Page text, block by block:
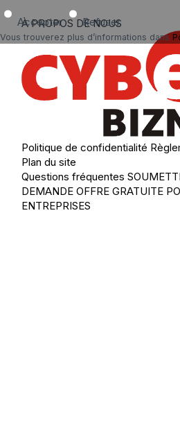
Accepter Refuser
Vous trouverez plus d’informations dans
À PROPOS DE NOUS
Politique de confidentialité
Plan du site
Questions fréquentes
DEMANDE OFFRE GRATUITE
ENTREPRISES